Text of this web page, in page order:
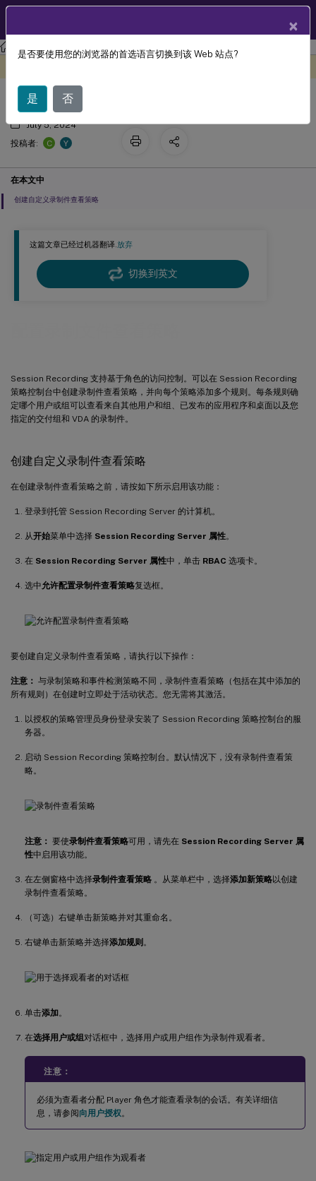
Session Recording Session Recording 2203 LTSR
这篇文章已经过机器翻译.放弃
切换到英文
Session Recording 支持基于角色的访问控制。可以在 Session Recording
策略控制台中创建录制件查看策略，并向每个策略添加多个规则。每条规则确
定哪个用户或组可以查看来自其他用户和组、已发布的应用程序和桌面以及您
指定的交付组和 VDA 的录制件。
创建自定义录制件查看策略
在创建录制件查看策略之前，请按如下所示启用该功能：
登录到托管 Session Recording Server 的计算机。
从开始菜单中选择 Session Recording Server 属性。
在 Session Recording Server 属性中，单击 RBAC 选项卡。
选中允许配置录制件查看策略复选框。
要创建自定义录制件查看策略，请执行以下操作：
注意： 与录制策略和事件检测策略不同，录制件查看策略（包括在其中添加的
所有规则）在创建时立即处于活动状态。您无需将其激活。
以授权的策略管理员身份登录安装了 Session Recording 策略控制台的服
务器。
启动 Session Recording 策略控制台。默认情况下，没有录制件查看策
略。
注意： 要使录制件查看策略可用，请先在 Session Recording Server 属
性中启用该功能。
在左侧窗格中选择录制件查看策略 。从菜单栏中，选择添加新策略以创建
录制件查看策略。
（可选）右键单击新策略并对其重命名。
右键单击新策略并选择添加规则 。
单击添加。
在选择用户或组对话框中，选择用户或用户组作为录制件观看者。
注意：
必须为查看者分配 Player 角色才能查看录制的会话。有关详细信
息，请参阅向用户授权 。
配置录制文件查看策略
July 5, 2024
投稿者:
C Y
在本文中
创建自定义录制件查看策略
×
是否要使用您的浏览器的首选语言切换到该 Web 站点?
是 否